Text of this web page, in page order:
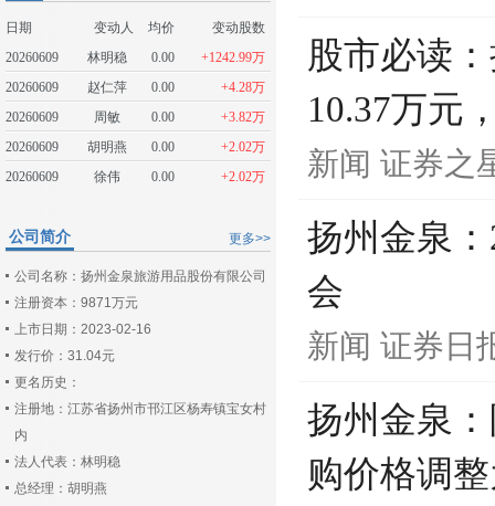
日期 变动人 均价
变动股数
20260609
林明稳 0.00
+1242.99万
20260609
赵仁萍 0.00
+4.28万
20260609
周敏 0.00
+3.82万
20260609
胡明燕 0.00
+2.02万
20260609
徐伟 0.00 +2.02万
更多>>
公司简介
公司名称：扬州金泉旅游用品股份有限公司
注册资本：9871万元
上市日期：2023-02-16
发行价：31.04元
更名历史：
注册地：江苏省扬州市邗江区杨寿镇宝女村
内
法人代表：林明稳
总经理：胡明燕
股市必读
10.37万元
新闻 证券之
扬州金泉
会
新闻 证券日
扬州金泉
购价格调